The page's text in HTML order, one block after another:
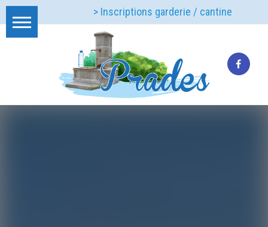
> Inscriptions garderie / cantine